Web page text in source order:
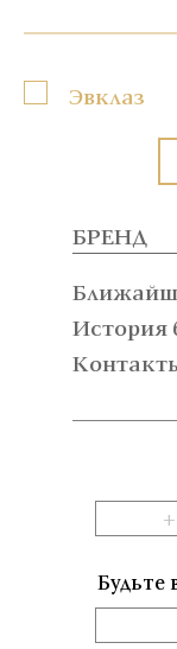
Эвклаз
БРЕНД
История
Будьте